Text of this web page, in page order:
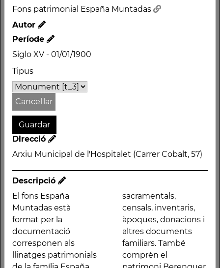
Fons patrimonial España Muntadas
Autor
Període
Siglo XV - 01/01/1900
Tipus
Cancel·lar
Direcció
Arxiu Municipal de l'Hospitalet (Carrer Cobalt, 57)
Descripció
El fons España
Muntadas està
format per la
documentació
corresponen als
llinatges patrimonials
sacramentals,
censals, inventaris,
àpoques, donacions i
altres documents
familiars. També
comprèn el
Monument
Direcció
l'Hospitalet (Carrer
Cobalt, 57)
Descripció
El fons España
per la documentació
corresponen als
llinatges patrimonials
de la família España
Muntadas dipositats a
l'Arxiu Municipal de
l'Hospitalet de
Llobregat. Altres
patrimonis del llinatge
patern són el Digoine
inventaris, àpoques,
documents familiars.
També comprèn el
patrimoni Berenguer
(1692-1762); el
patrimoni Llunell
(1594-1687); el
patrimoni Prior (1547-
1770); el patrimoni
Valencià (1500 -1912) i el
patrimoni Ximenes